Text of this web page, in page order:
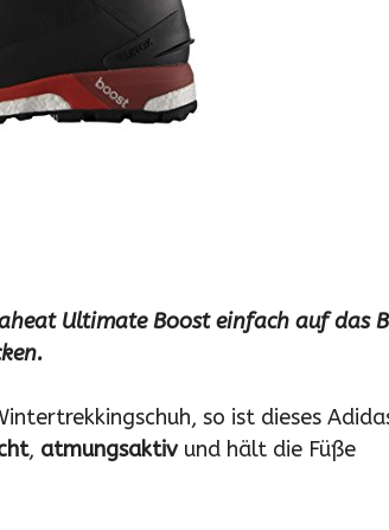
Ultimate Boost einfach auf das
so ist dieses
, atmungsaktiv und hält die Füße